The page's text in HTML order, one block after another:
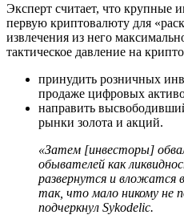
Эксперт считает, что крупные
первую криптовалюту для
извлечения из него
тактическое давление на
принудить розничных
продаже цифровых
направить
рынки золота и акций.
«Затем [инвесторы]
обывателей как
развернутся и вложатся
так, что мало никому не
подчеркнул Sykodelic.